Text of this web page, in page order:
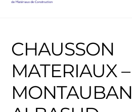
CHAUSSON
MATERIAUX –
MONTAUBAN